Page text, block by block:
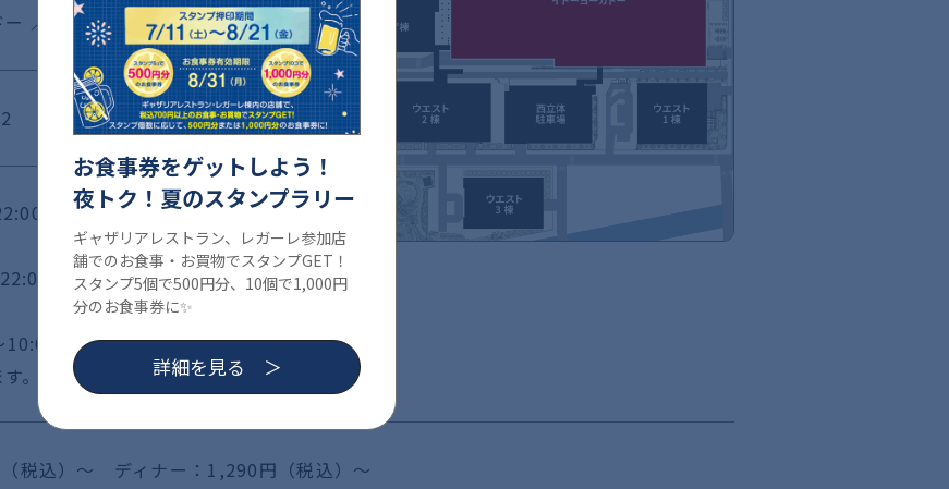
ー ／ 1F
は一部商
。
税込）～ ディナー：1,290円（税込）～
お食事券をゲットしよう！
夜トク！夏のスタンプラリー
ギャザリアレストラン、レガーレ参加店
舗でのお食事・お買物でスタンプGET！
スタンプ5個で500円分、10個で1,000円
分のお食事券に✨
詳細を見る